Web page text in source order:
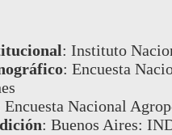
: Instituto
: Encuesta
Encuesta Nacional
: Buenos Aires: